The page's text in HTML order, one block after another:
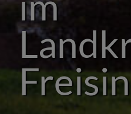
Heiraten in
Formulare
Ortsrecht und